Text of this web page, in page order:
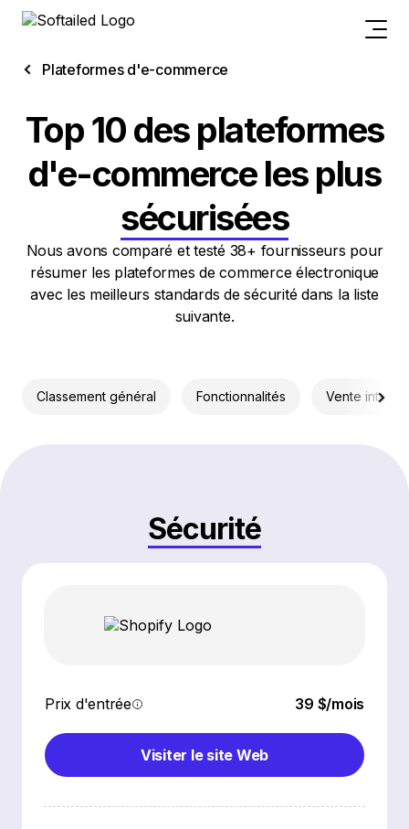
Plateformes d'e-commerce
Top 10 des plateformes
d'e-commerce les plus
sécurisées
Nous avons comparé et testé 38+ fournisseurs pour
résumer les plateformes de commerce électronique
avec les meilleurs standards de sécurité dans la liste
suivante.
Classement général Fonctionnalités Vente
Sécurité
Prix d'entrée 39 $/mois
Visiter le site Web